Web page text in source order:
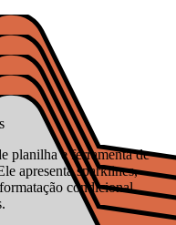
planilha e ferramenta de
apresenta sparklines,
condicional